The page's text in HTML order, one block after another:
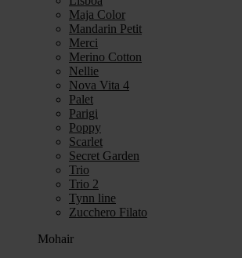
Maja Color
Mandarin Petit
Merci
Merino Cotton
Nellie
Nova Vita 4
Palet
Parigi
Poppy
Scarlet
Secret Garden
Trio
Trio 2
Tynn line
Zucchero Filato
Mohair